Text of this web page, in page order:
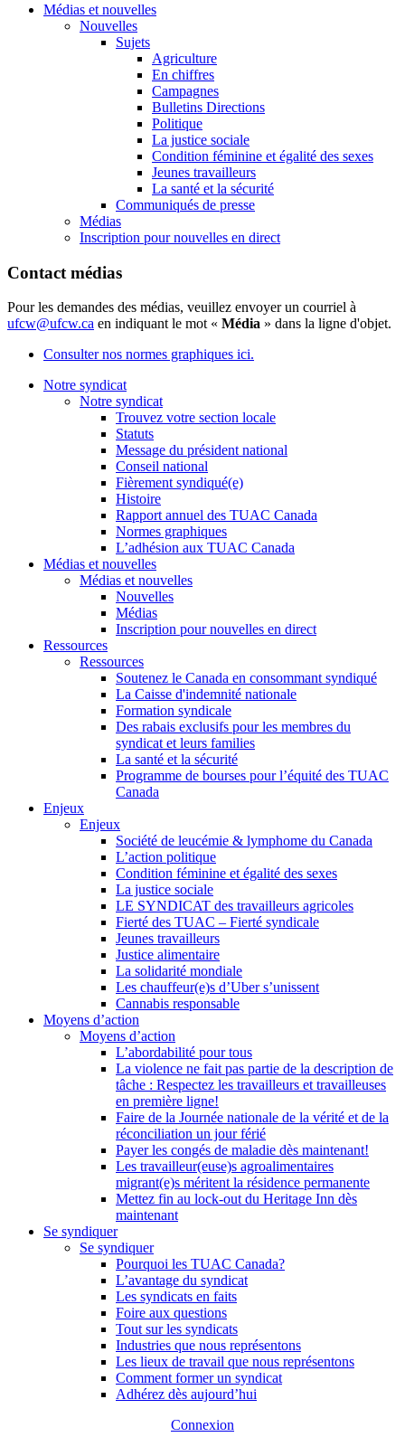
Médias et nouvelles
Nouvelles
Sujets
Agriculture
En chiffres
Campagnes
Bulletins Directions
Politique
La justice sociale
Condition féminine et égalité des sexes
Jeunes travailleurs
La santé et la sécurité
Communiqués de presse
Médias
Inscription pour nouvelles en direct
Contact médias
Pour les demandes des médias, veuillez envoyer un courriel à
ufcw@ufcw.ca en indiquant le mot « Média » dans la ligne d'objet.
Consulter nos normes graphiques ici.
Notre syndicat
Notre syndicat
Trouvez votre section locale
Statuts
Message du président national
Conseil national
Fièrement syndiqué(e)
Histoire
Rapport annuel des TUAC Canada
Normes graphiques
L’adhésion aux TUAC Canada
Médias et nouvelles
Médias et nouvelles
Nouvelles
Médias
Inscription pour nouvelles en direct
Ressources
Ressources
Soutenez le Canada en consommant syndiqué
La Caisse d'indemnité nationale
Formation syndicale
Des rabais exclusifs pour les membres du
syndicat et leurs families
La santé et la sécurité
Programme de bourses pour l’équité des TUAC
Canada
Enjeux
Enjeux
Société de leucémie & lymphome du Canada
L’action politique
Condition féminine et égalité des sexes
La justice sociale
LE SYNDICAT des travailleurs agricoles
Fierté des TUAC – Fierté syndicale
Jeunes travailleurs
Justice alimentaire
La solidarité mondiale
Les chauffeur(e)s d’Uber s’unissent
Cannabis responsable
Moyens d’action
Moyens d’action
L’abordabilité pour tous
La violence ne fait pas partie de la description de
tâche : Respectez les travailleurs et travailleuses
en première ligne!
Faire de la Journée nationale de la vérité et de la
réconciliation un jour férié
Payer les congés de maladie dès maintenant!
Les travailleur(euse)s agroalimentaires
migrant(e)s méritent la résidence permanente
Mettez fin au lock-out du Heritage Inn dès
maintenant
Se syndiquer
Se syndiquer
Pourquoi les TUAC Canada?
L’avantage du syndicat
Les syndicats en faits
Foire aux questions
Tout sur les syndicats
Industries que nous représentons
Les lieux de travail que nous représentons
Comment former un syndicat
Adhérez dès aujourd’hui
Connexion